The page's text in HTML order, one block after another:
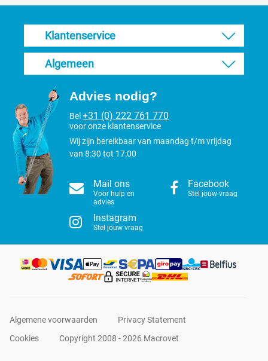
Klantenservice
Algemeen
Advies nodig?
Bel +31 (0) 222 761 770
voor onze klantenservice
Wij zijn bereikbaar van maandag t/m vrijdag
van 8:30 tot 17:00
Mail ons
Voor hulp en
advies
Facebook
Stel jouw vraag
Instagram
Stel jouw vraag
Algemene voorwaarden
Privacy Statement
Cookies
Copyright 2008 - 2026 Macrovet